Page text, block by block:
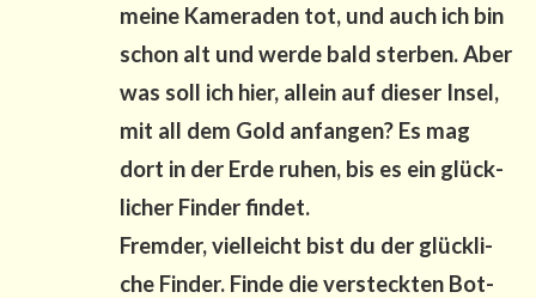
mei­ne Kame­ra­den tot, und auch ich bin
schon alt und wer­de bald ster­ben. Aber
was soll ich hier, allein auf die­ser Insel,
mit all dem Gold anfan­gen? Es mag
dort in der Erde ruhen, bis es ein glück­
li­cher Fin­der fin­det.
Frem­der, viel­leicht bist du der glück­li­
che Fin­der. Fin­de die ver­steck­ten Bot­